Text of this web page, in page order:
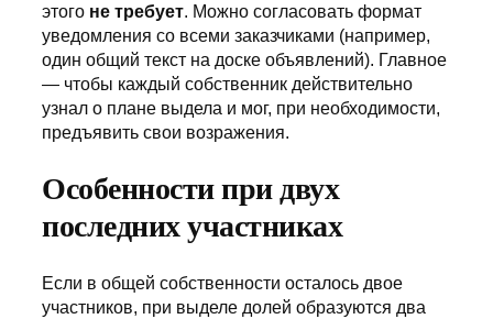
этого не требует. Можно согласовать формат
уведомления со всеми заказчиками (например,
один общий текст на доске объявлений). Главное
— чтобы каждый собственник действительно
узнал о плане выдела и мог, при необходимости,
предъявить свои возражения.
Особенности при двух
последних участниках
Если в общей собственности осталось двое
участников, при выделе долей образуются два